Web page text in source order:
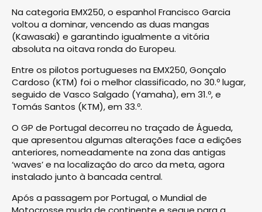
Na categoria EMX250, o espanhol Francisco Garcia
voltou a dominar, vencendo as duas mangas
(Kawasaki) e garantindo igualmente a vitória
absoluta na oitava ronda do Europeu.
Entre os pilotos portugueses na EMX250, Gonçalo
Cardoso (KTM) foi o melhor classificado, no 30.º lugar,
seguido de Vasco Salgado (Yamaha), em 31.º, e
Tomás Santos (KTM), em 33.º.
O GP de Portugal decorreu no traçado de Águeda,
que apresentou algumas alterações face a edições
anteriores, nomeadamente na zona das antigas
‘waves’ e na localização do arco da meta, agora
instalado junto à bancada central.
Após a passagem por Portugal, o Mundial de